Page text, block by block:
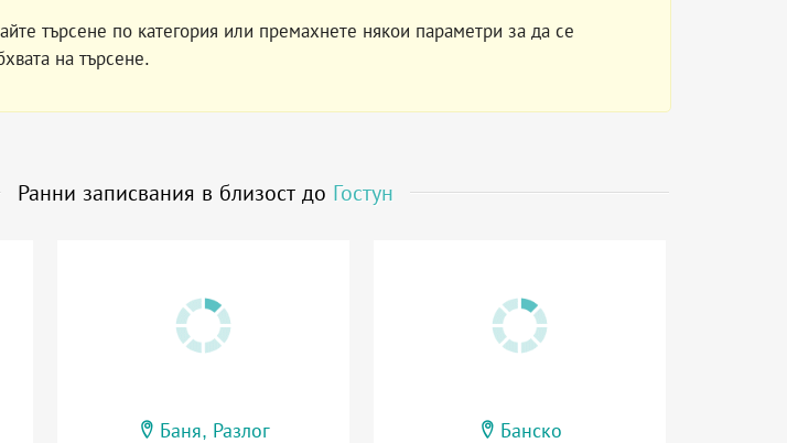
търсене по категория или премахнете някои параметри за да се
на търсене.
Ранни записвания в близост до Гостун
Баня, Разлог Банско